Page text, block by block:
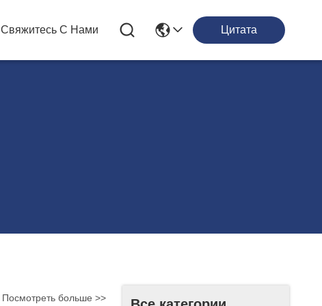
Свяжитесь С Нами Цитата
Посмотреть больше >>